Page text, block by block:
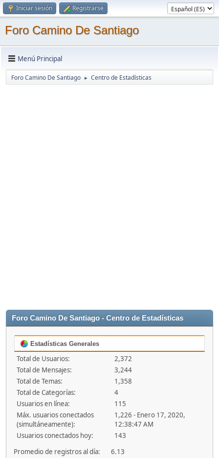
Iniciar sesión Registrarse
Foro Camino De Santiago
Menú Principal
Foro Camino De Santiago ► Centro de Estadísticas
Foro Camino De Santiago - Centro de Estadísticas
Estadísticas Generales
Total de Usuarios:
2,372
Total de Mensajes:
3,244
Total de Temas:
1,358
Total de Categorías:
4
Usuarios en línea:
115
Máx. usuarios conectados
(simultáneamente):
1,226 - Enero 17, 2020,
12:38:47 AM
Usuarios conectados hoy:
143
Promedio de registros al día:
6.13